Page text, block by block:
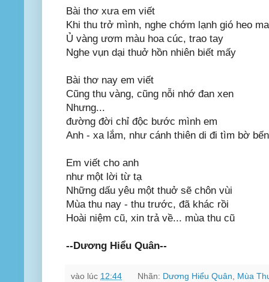
Bài thơ xưa em viết
Khi thu trở mình, nghe chớm lạnh gió heo
Ủ vàng ươm màu hoa cúc, trao tay
Nghe vụn dại thuở hồn nhiên biết mấy
Bài thơ nay em viết
Cũng thu vàng, cũng nỗi nhớ đan xen
Nhưng...
đường đời chỉ độc bước mình em
Anh - xa lắm, như cánh thiên di đi tìm bờ
Em viết cho anh
như một lời từ tạ
Những dấu yêu một thuở sẽ chôn vùi
Mùa thu nay - thu trước, đã khác rồi
Hoài niệm cũ, xin trả về... mùa thu cũ
--Dương Hiểu Quân--
vào lúc 12:44 Nhãn: Dương Hiểu Quân, Mùa